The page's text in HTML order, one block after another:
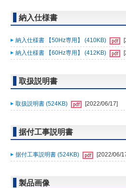
納入仕様書
納入仕様書 【50Hz専用】 (410KB)
納入仕様書 【60Hz専用】 (412KB)
取扱説明書
取扱説明書 (524KB) [2022/06/17]
据付工事説明書
据付工事説明書 (524KB) [2022/06/
製品画像